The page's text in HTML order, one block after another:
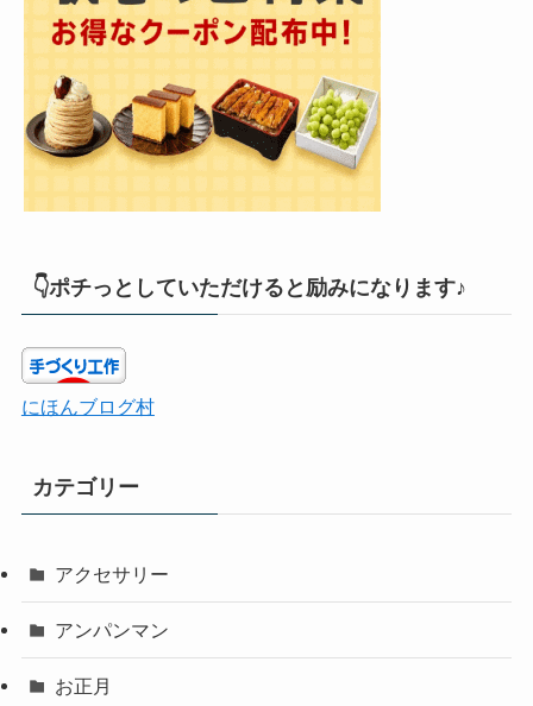
👇ポチっとしていただけると励みになります♪
にほんブログ村
カテゴリー
アクセサリー
アンパンマン
お正月